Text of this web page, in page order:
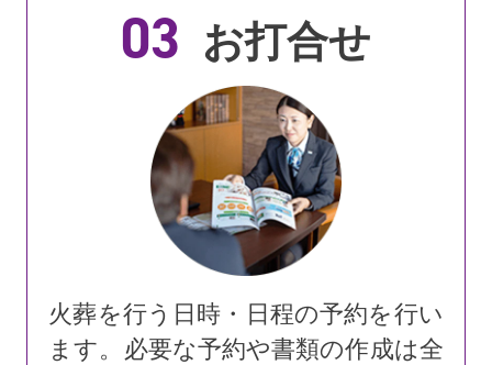
03 お打合せ
火葬を行う日時・日程の予約を行い
ます。必要な予約や書類の作成は全